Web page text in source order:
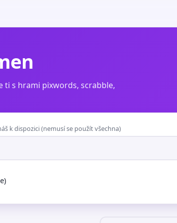
ti s hrami pixwords, scrabble,
k dispozici (nemusí se použít všechna)